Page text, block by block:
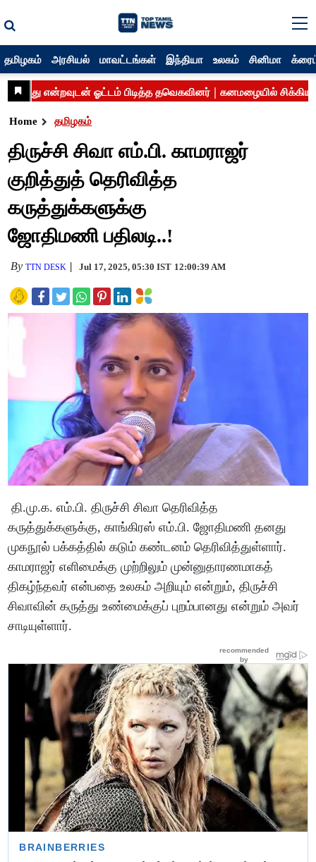
தமிழகம் அரசியல் மாவட்டங்கள் இந்தியா உலகம் சினிமா
Home தமிழகம்
திருச்சி சிவா எம்.பி. காமராஜர்
குறித்துத் தெரிவித்த
கருத்துக்களுக்கு
ஜோதிமணி பதிலடி..!
ByTTN DESK Jul 17, 2025, 05:30 IST 12:00:39 AM
தி.மு.க. எம்.பி. திருச்சி சிவா தெரிவித்த
கருத்துக்களுக்கு, காங்கிரஸ் எம்.பி. ஜோதிமணி தனது
முகநூல் பக்கத்தில் கடும் கண்டனம் தெரிவித்துள்ளார்.
காமராஜர் எளிமைக்கு முற்றிலும் முன்னுதாரணமாகத்
திகழ்ந்தவர் என்பதை உலகம் அறியும் என்றும், திருச்சி
சிவாவின் கருத்து உண்மைக்குப் புறம்பானது என்றும் அவர்
சாடியுள்ளார்.